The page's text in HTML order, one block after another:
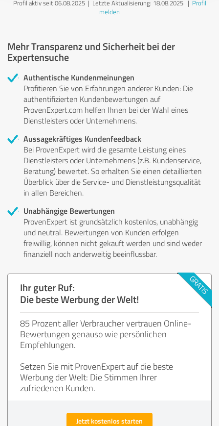
Profil aktiv seit 06.08.2025 | Letzte Aktualisierung: 18.08.2025| Profil
melden
Mehr Transparenz und Sicherheit bei der
Expertensuche
Authentische Kundenmeinungen
Profitieren Sie von Erfahrungen anderer Kunden: Die
authentifizierten Kundenbewertungen auf
ProvenExpert.com helfen Ihnen bei der Wahl eines
Dienstleisters oder Unternehmens.
Aussagekräftiges Kundenfeedback
Bei ProvenExpert wird die gesamte Leistung eines
Dienstleisters oder Unternehmens (z.B. Kundenservice,
Beratung) bewertet. So erhalten Sie einen detaillierten
Überblick über die Service- und Dienstleistungsqualität
in allen Bereichen.
Unabhängige Bewertungen
ProvenExpert ist grundsätzlich kostenlos, unabhängig
und neutral. Bewertungen von Kunden erfolgen
freiwillig, können nicht gekauft werden und sind weder
finanziell noch anderweitig beeinflussbar.
Ihr guter Ruf:
Die beste Werbung der Welt!
85 Prozent aller Verbraucher vertrauen Online-
Bewertungen genauso wie persönlichen
Empfehlungen.
Setzen Sie mit ProvenExpert auf die beste
Werbung der Welt: Die Stimmen Ihrer
zufriedenen Kunden.
Jetzt kostenlos starten